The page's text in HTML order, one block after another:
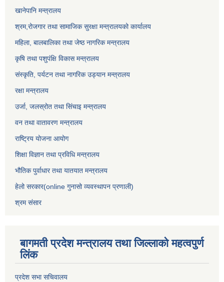
खानेपानि मन्त्रालय
श्रम,रोजगार तथा सामाजिक सुरक्षा मन्त्रालयको कार्यालय
महिला, बालबालिका तथा जेष्ठ नागरिक मन्त्रालय
कृषि तथा पशुपंक्षि विकास मन्त्रालय
संस्कृति, पर्यटन तथा नागरिक उड्‍यान मन्त्रालय
रक्षा मन्त्रालय
उर्जा, जलस्रोत तथा सिंचाइ मन्त्रालय
वन तथा वातावरण मन्त्रालय
राष्ट्रिय योजना आयोग
शिक्षा विज्ञान तथा प्रविधि मन्त्रालय
भौतिक पुर्वाधार तथा यातयात मन्त्रालय
हेलो सरकार(online गुनासो व्यवस्थापन प्रणाली)
श्रम संसार
बागमती प्रदेश मन्त्रालय तथा जिल्लाको महत्वपुर्ण
लिंक
प्रदेश सभा सचिवालय